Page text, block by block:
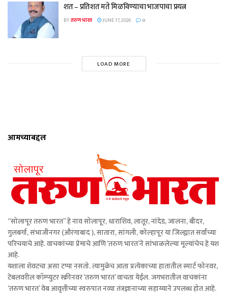
शत – प्रतिशत मते मिळविण्याचा भाजपाचा प्रयत्न
BYतरुण भारत JUNE 17, 2026 0
LOAD MORE
आमच्याबद्दल
“सोलापूर तरुण भारत” हे नाव सोलापूर, धाराशिव, लातूर, नांदेड, जालना, बीदर,
गुलबर्गा, संभाजीनगर (औरंगाबाद ), सातारा, सांगली, कोल्हापूर या जिल्ह्यात सर्वांच्या
परिचयाचे आहे. वाचकांच्या प्रेमाचे आणि ‘तरुण भारत’ने सांभाळलेल्या मूल्यांचेच हे यश
आहे.
यशाला शेवटचा असा टप्पा नसतो. त्यामुळेच आता प्रत्येकाच्या हातातील स्मार्ट फोनवर,
टेबलवरील कॉम्प्युटर स्क्रीनवर ‘तरुण भारत’ वाचता येईल. जगभरातील वाचकांना
‘तरुण भारत’ वेब आवृत्तीच्या स्वरुपात नव्या तंत्रज्ञानाच्या सहाय्याने उपलब्ध होत आहे.